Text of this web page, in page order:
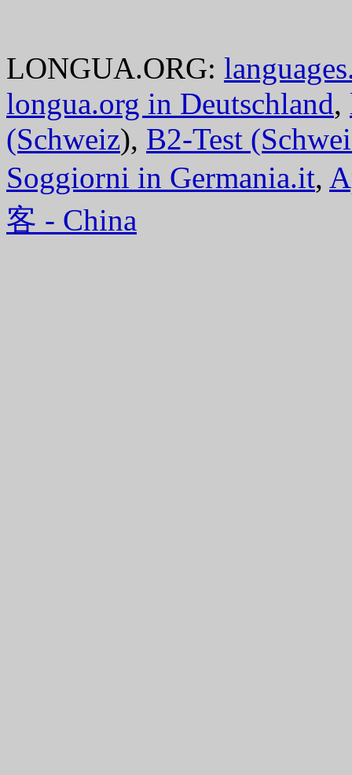
LONGUA.ORG:
longua.org in Deutschland,
(Schweiz), B2-Test
Soggiorni in Germania.it,
客 - China